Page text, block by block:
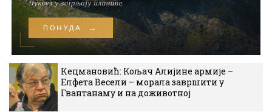
Кецмановић: Кољач Алијине армије –
Елфета Весели – морала завршити у
Гвантанаму и на доживотној